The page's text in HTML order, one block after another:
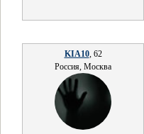
KIA10, 62
Россия, Москва